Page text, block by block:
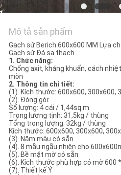
SƠ
ĐỒ
TRANG
WEB
CHÍNH
SÁCH
BẢO
MẬT
Mô tả sản phẩm
Gạch sứ Berich 600x600 MM Lựa
Gạch sứ Đá sa thạch
1. Chức năng:
Chống axit, kháng khuẩn, cách
mòn
2. Thông tin chi tiết:
(1). Kích thước: 600x600, 300x600,
(2). Đóng gói:
Số lượng: 4 cái / 1,44sq.m
Trọng lượng tịnh: 31,5kg / thùng
Tổng trọng lượng: 32kg / thùng
Kích thước: 600x600, 300x600,
(3). Năm màu có sẵn
(4). 8 mẫu ngẫu nhiên cho
(5). Bề mặt mờ có sẵn
(6). Kích thước phù hợp có mờ 600
(7). Thiết kế Ý